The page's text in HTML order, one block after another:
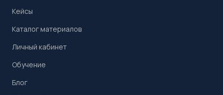
Кейсы
Каталог материалов
Личный кабинет
Обучение
Блог